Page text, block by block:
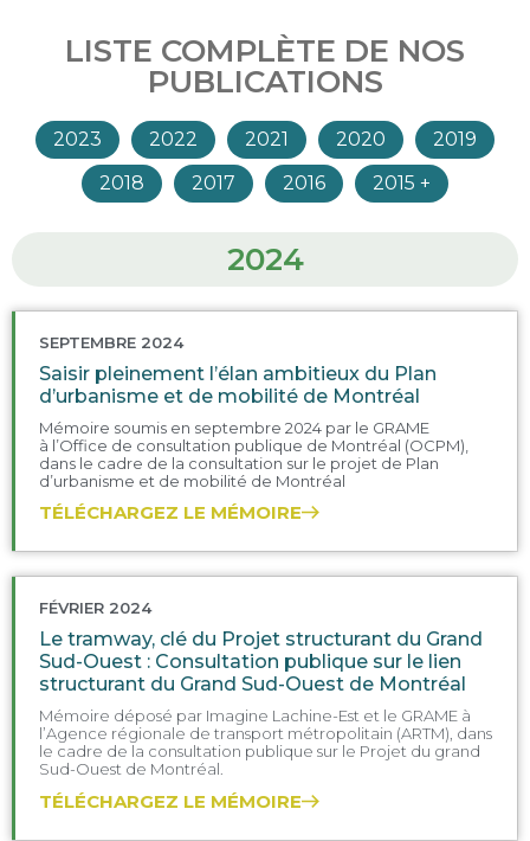
LISTE COMPLÈTE DE NOS
PUBLICATIONS
2023 2022 2021 2020
2019
2018
2017 2016 2015 +
2024
SEPTEMBRE 2024
Saisir pleinement l’élan ambitieux du Plan
d’urbanisme et de mobilité de Montréal
Mémoire soumis en septembre 2024 par le GRAME
à l’Office de consultation publique de Montréal (OCPM),
dans le cadre de la consultation sur le projet de Plan
d’urbanisme et de mobilité de Montréal
TÉLÉCHARGEZ LE MÉMOIRE
FÉVRIER 2024
Le tramway, clé du Projet structurant du Grand
Sud-Ouest : Consultation publique sur le lien
structurant du Grand Sud-Ouest de Montréal
Mémoire déposé par Imagine Lachine-Est et le GRAME à
l’Agence régionale de transport métropolitain (ARTM), dans
le cadre de la consultation publique sur le Projet du grand
Sud-Ouest de Montréal.
TÉLÉCHARGEZ LE MÉMOIRE